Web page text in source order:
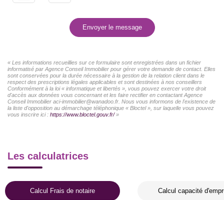
Envoyer le message
« Les informations recueillies sur ce formulaire sont enregistrées dans un fichier
informatisé par Agence Conseil Immobilier pour gérer votre demande de contact. Elles
sont conservées pour la durée nécessaire à la gestion de la relation client dans le
respect des prescriptions légales applicables et sont destinées à nos conseillers
Conformément à la loi « informatique et libertés », vous pouvez exercer votre droit
d'accès aux données vous concernant et les faire rectifier en contactant Agence
Conseil Immobilier aci-immobilier@wanadoo.fr. Nous vous informons de l'existence de
la liste d'opposition au démarchage téléphonique « Bloctel », sur laquelle vous pouvez
vous inscrire ici : https://www.bloctel.gouv.fr/»
Les calculatrices
Calcul Frais de notaire Calcul capacité